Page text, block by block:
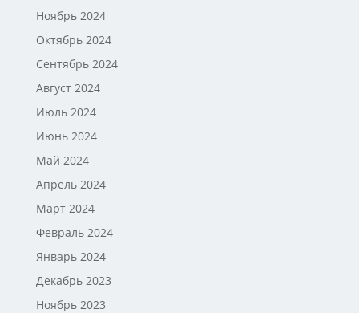
Ноябрь 2024
Октябрь 2024
Сентябрь 2024
Август 2024
Июль 2024
Июнь 2024
Май 2024
Апрель 2024
Март 2024
Февраль 2024
Январь 2024
Декабрь 2023
Ноябрь 2023